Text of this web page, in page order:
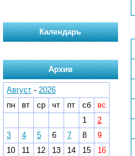
Календарь
Архив
Август - 2026
пн
вт ср чт пт сб
вс
1
2
3
4 5 6 7 8
9
10
11 12 13 14 15
16